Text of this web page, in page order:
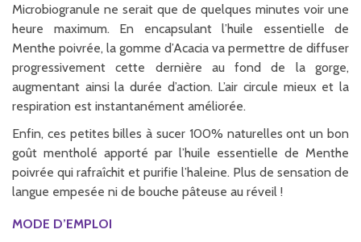
Microbiogranule ne serait que de quelques minutes voir une
heure maximum. En encapsulant l’huile essentielle de
Menthe poivrée, la gomme d’Acacia va permettre de diffuser
progressivement cette dernière au fond de la gorge,
augmentant ainsi la durée d’action. L’air circule mieux et la
respiration est instantanément améliorée.
Enfin, ces petites billes à sucer 100% naturelles ont un bon
goût mentholé apporté par l’huile essentielle de Menthe
poivrée qui rafraîchit et purifie l’haleine. Plus de sensation de
langue empesée ni de bouche pâteuse au réveil !
MODE D’EMPLOI